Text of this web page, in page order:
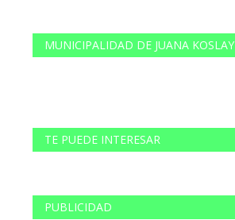
MUNICIPALIDAD DE JUANA KOSLAY
TE PUEDE INTERESAR
PUBLICIDAD